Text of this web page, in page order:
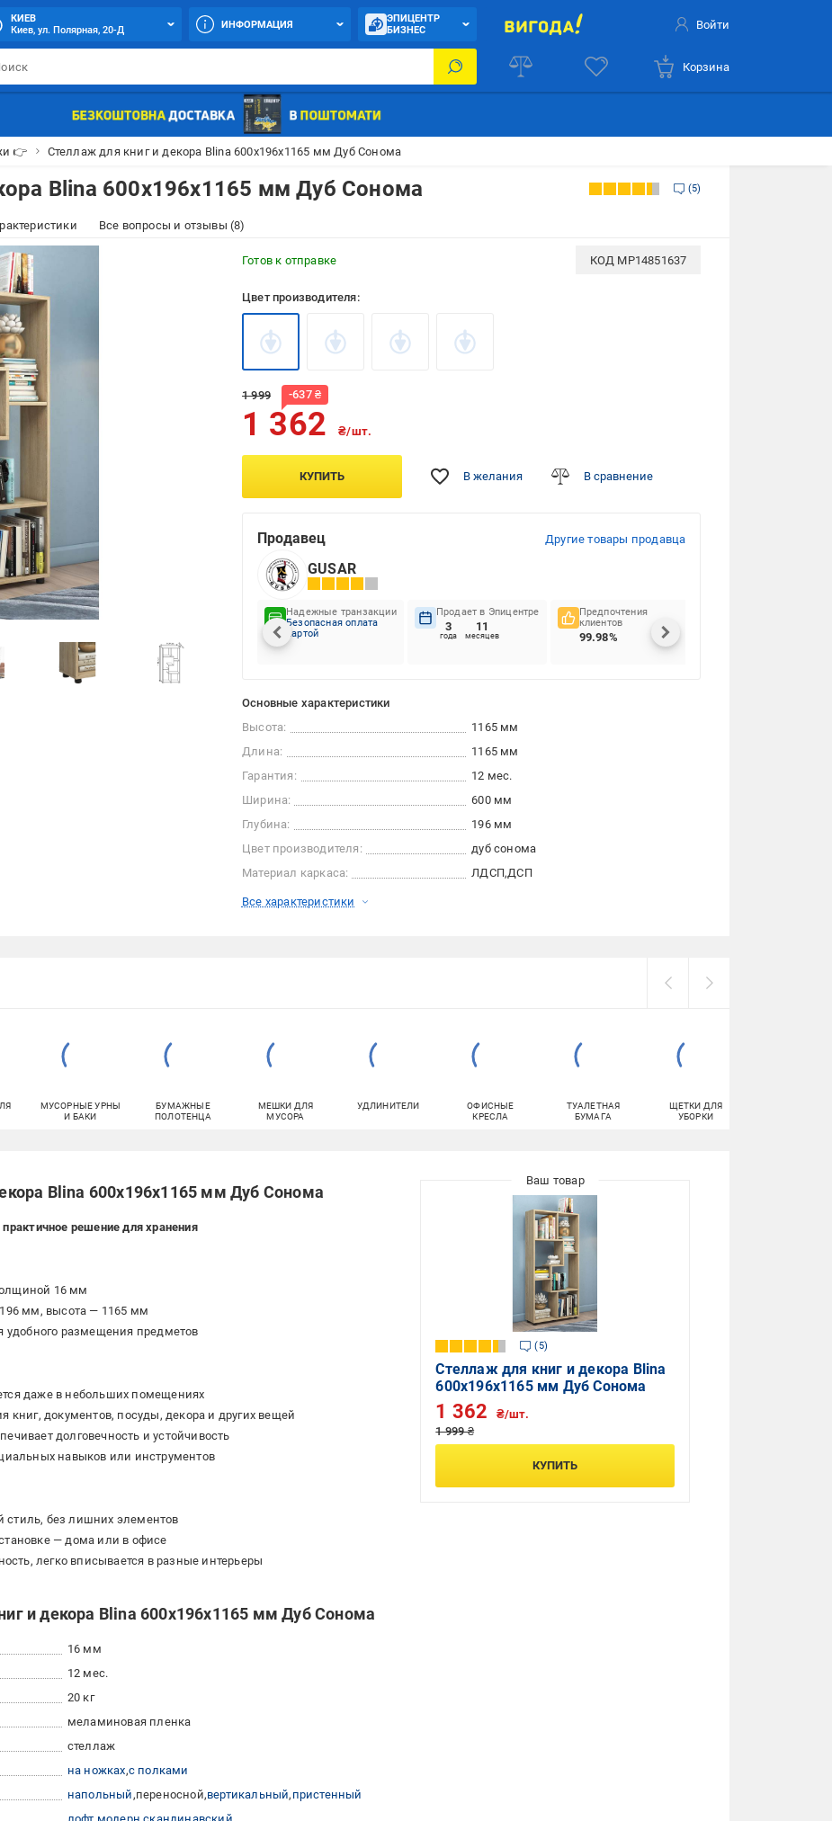
КИЕВ
Киев, ул. Полярная, 20-Д
ИНФОРМАЦИЯ
ЭПИЦЕНТР
БИЗНЕС
Войти
Корзина
👉 Стеллаж для книг и декора Blina 600х196х1165 мм Дуб Сонома
Blina 600х196х1165 мм Дуб Сонома 5
Все вопросы и отзывы (8)
Готов к отправке КОД MP14851637
Цвет производителя:
1 999 -637₴
1 362 ₴/шт.
КУПИТЬ В желания В сравнение
Продавец Другие товары продавца
GUSAR
Надежные транзакции
Безопасная оплата
картой
Продает в Эпицентре
3
года
11
месяцев
Предпочтения
клиентов
99.98%
Основные характеристики
Высота:
1165 мм
Длина:
1165 мм
Гарантия:
12 мес.
Ширина:
600 мм
Глубина:
196 мм
Цвет производителя:
дуб сонома
Материал каркаса:
ЛДСП ДСП
Все характеристики
МУСОРНЫЕ УРНЫ
И БАКИ
БУМАЖНЫЕ
ПОЛОТЕНЦА
МЕШКИ ДЛЯ
МУСОРА
УДЛИНИТЕЛИ
ОФИСНЫЕ
КРЕСЛА
ТУАЛЕТНАЯ
БУМАГА
ЩЕТКИ ДЛЯ
УБОРКИ
Blina 600х196х1165 мм Дуб Сонома
решение для хранения
16 мм
мм, высота — 1165 мм
удобного размещения предметов
даже в небольших помещениях
книг, документов, посуды, декора и других вещей
долговечность и устойчивость
навыков или инструментов
стиль, без лишних элементов
— дома или в офисе
легко вписывается в разные интерьеры
и декора Blina 600х196х1165 мм Дуб Сонома
16 мм
12 мес.
20 кг
меламиновая пленка
стеллаж
на ножках с полками
напольный переносной вертикальный пристенный
5
Стеллаж для книг и декора Blina
600х196х1165 мм Дуб Сонома
1 999 ₴
1 362 ₴/шт.
КУПИТЬ